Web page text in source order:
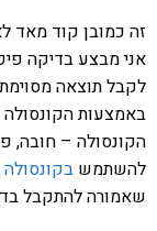
זה כמובן קוד מאד
אני מבצע בדיקה
לקבל תוצאה
באמצעות
הקונסולה – חובה,
להשתמש
שאמורה להתקבל